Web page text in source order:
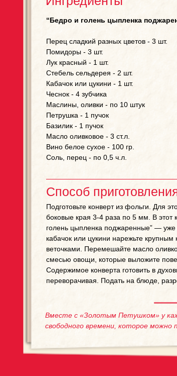
Вместе с «Золотым Петушком» у
свободного времени, которое можно
Способ
“Бедро и голень цыпленка
Перец сладкий разных цветов - 3 шт.
Помидоры - 3 шт.
Лук красный - 1 шт.
Стебель сельдерея - 2 шт.
Кабачок или цукини - 1 шт.
Чеснок - 4 зубчика
Маслины, оливки - по 10 штук
Петрушка - 1 пучок
Базилик - 1 пучок
Масло оливковое - 3 ст.л.
Вино белое сухое - 100 гр.
Соль, перец - по 0,5 ч.л.
Подготовьте конверт из фольги. Для
боковые края 3-4 раза по 5 мм. В этот
голень цыпленка поджаренные” — уже
кабачок или цукини нарежьте
веточками. Перемешайте масло
смесью овощи, которые выложите
Содержимое конверта готовить в
переворачивая. Подать на блюде,